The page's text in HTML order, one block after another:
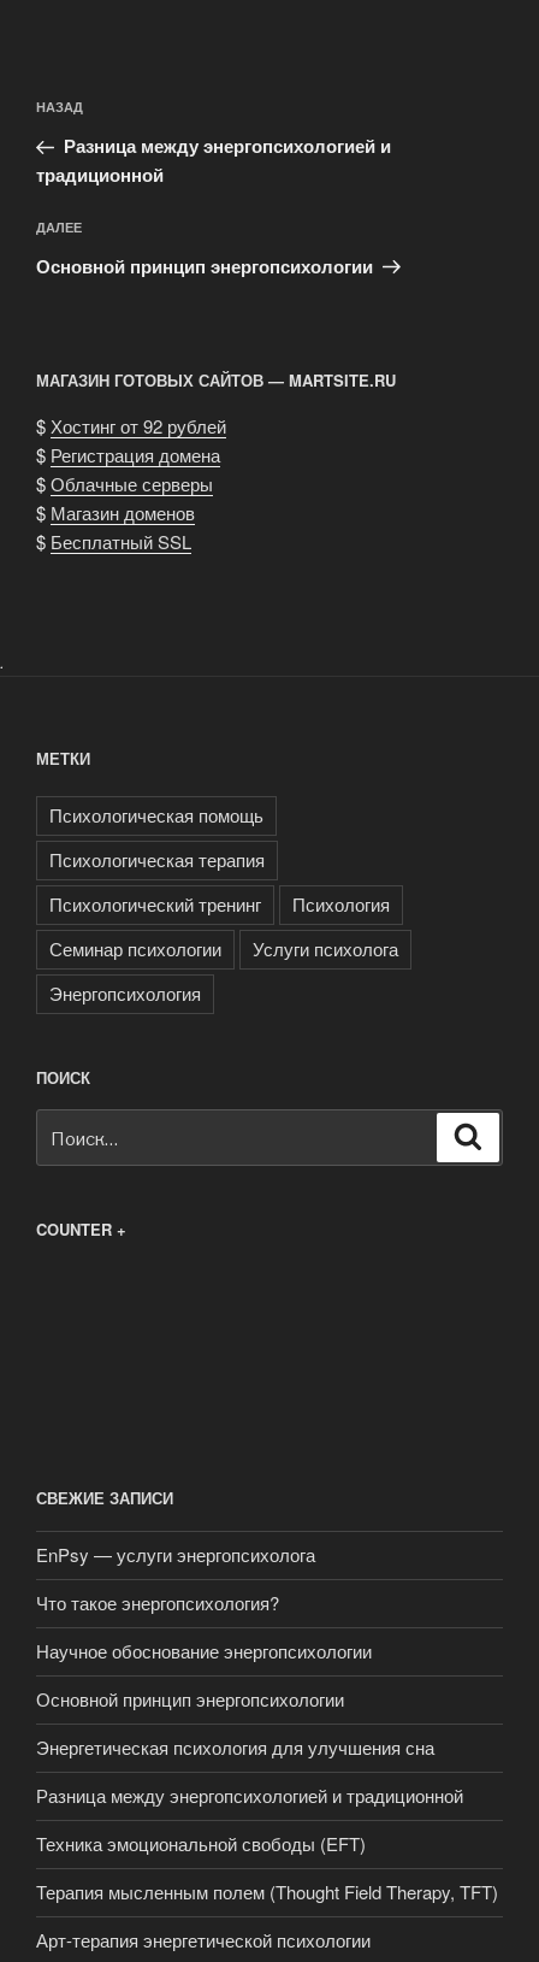
по
записям
Предыдущая
запись:
НАЗАД
Разница между энергопсихологией и
традиционной
Следующая
запись
ДАЛЕЕ
Основной принцип энергопсихологии
МАГАЗИН ГОТОВЫХ САЙТОВ — MARTSITE.RU
$Хостинг от 92 рублей
$ Регистрация домена
$Облачные серверы
$ Магазин доменов
$ Бесплатный SSL
.
МЕТКИ
Психологическая помощь
Психологическая терапия
Психологический тренинг
Психология
Семинар психологии
Услуги психолога
Энергопсихология
ПОИСК
COUNTER +
СВЕЖИЕ ЗАПИСИ
EnPsy — услуги энергопсихолога
Что такое энергопсихология?
Научное обоснование энергопсихологии
Основной принцип энергопсихологии
Энергетическая психология для улучшения сна
Разница между энергопсихологией и традиционной
Техника эмоциональной свободы (EFT)
Терапия мысленным полем (Thought Field Therapy, TFT)
Арт-терапия энергетической психологии